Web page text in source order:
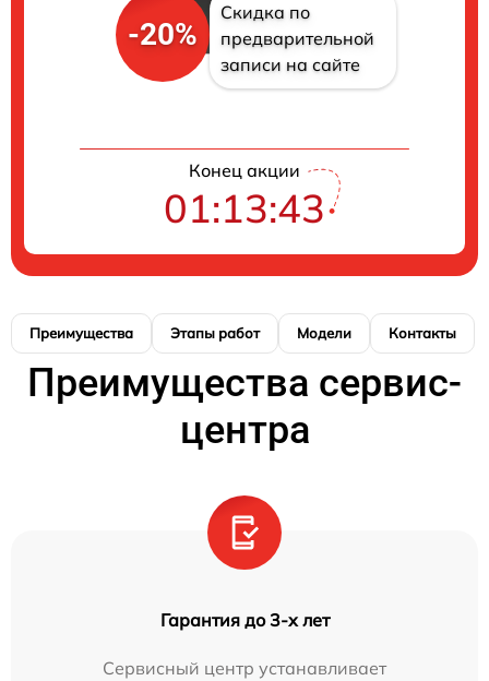
-20%
Скидка по
предварительной
записи на сайте
Конец акции
01:13:42
Преимущества Этапы работ Модели Контакты
Преимущества сервис-
центра
Гарантия до 3-х лет
Сервисный центр устанавливает